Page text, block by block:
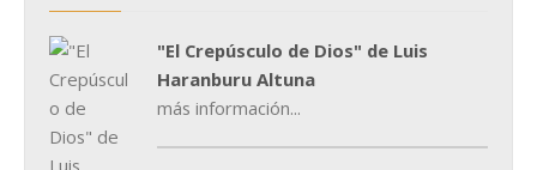
"El Crepúsculo de Dios" de Luis
Haranburu Altuna
más información...